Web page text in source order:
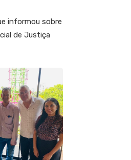
informou sobre
de Justiça